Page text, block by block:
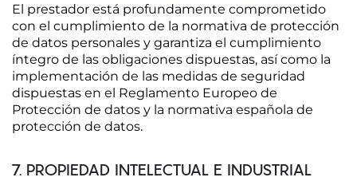
El prestador está profundamente comprometido
con el cumplimiento de la normativa de protección
de datos personales y garantiza el cumplimiento
íntegro de las obligaciones dispuestas, así como la
implementación de las medidas de seguridad
dispuestas en el Reglamento Europeo de
Protección de datos y la normativa española de
protección de datos.
7. PROPIEDAD INTELECTUAL E INDUSTRIAL